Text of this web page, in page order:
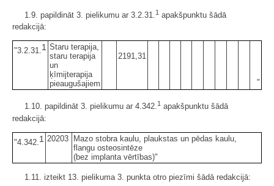
1.9. papildināt 3. pielikumu ar 3.2.31.1 apakšpunktu šādā
redakcijā:
"3.2.31.1 Staru terapija,
staru terapija
un
ķīmijterapija
pieaugušajiem
2191,31
"
1.10. papildināt 3. pielikumu ar 4.342.1 apakšpunktu šādā
redakcijā:
"4.342. 1 20203 Mazo stobra kaulu, plaukstas un pēdas kaulu,
flangu osteosintēze
(bez implanta vērtības)"
1.11. izteikt 13. pielikuma 3. punkta otro piezīmi šādā redakcijā: